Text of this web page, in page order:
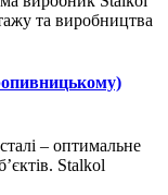
та виробництва
– оптимальне
Stalkol